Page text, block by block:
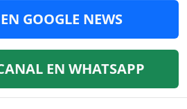
GOOGLE NEWS
EN WHATSAPP